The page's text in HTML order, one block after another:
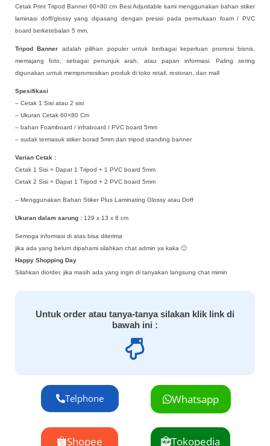
Cetak Print Tripod Banner 60×80 cm Besi Adjustable kami menggunakan bahan stiker
laminasi doff/glossy yang dipasang dengan presisi pada permukaan foam / PVC
board berketebalan 5 mm.
Tripod Banner adalah pilihan populer untuk berbagai keperluan promosi bisnis,
memajang foto, sebagai penunjuk arah, atau papan informasi. Paling sering
digunakan untuk mempromosikan produk di toko retail, restoran, dan mall
Spesifikasi
– Cetak 1 Sisi atau 2 sisi
– Ukuran Cetak 60×80 Cm
– bahan Foamboard / infraboard / PVC board 5mm
– sudak termasuk stiker borad 5mm dan tripod standing banner
Varian Cetak :
Cetak 1 Sisi = Dapat 1 Tripod + 1 PVC board 5mm
Cetak 2 Sisi = Dapat 1 Tripod + 2 PVC board 5mm
– Menggunakan Bahan Stiker Plus Laminating Glossy atau Doff
Ukuran dalam sarung : 129 x 13 x 8 cm
Semoga informasi di atas bisa diterima
jika ada yang belum dipahami silahkan chat admin ya kaka 🙂
Happy Shopping Day
Silahkan diorder, jika masih ada yang ingin di tanyakan langsung chat mimin
Untuk order atau tanya-tanya silakan klik link di
bawah ini :
Telphone Whatsapp
Shopee Tokopedia